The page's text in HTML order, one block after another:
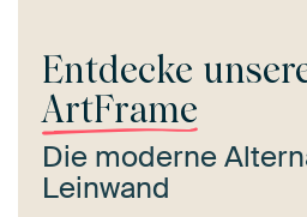
Entdecke
ArtFrame
Die moderne
Leinwand